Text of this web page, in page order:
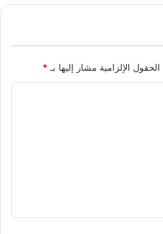
الحقول الإلزامية مشار إليها بـ*